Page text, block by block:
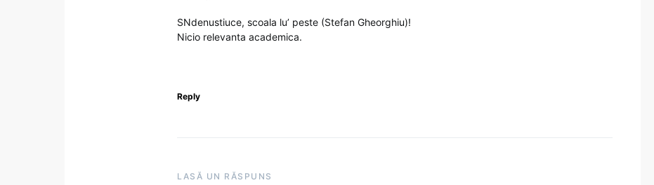
SNdenustiuce, scoala lu’ peste (Stefan Gheorghiu)!
Nicio relevanta academica.
Reply
LASĂ UN RĂSPUNS